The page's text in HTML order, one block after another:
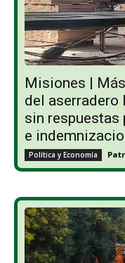
Misiones |
del aserradero
sin respuestas
e
Política y Economía